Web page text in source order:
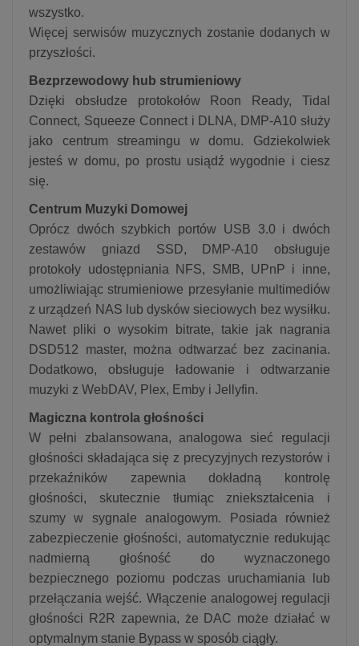
wszystko.
Więcej serwisów muzycznych zostanie dodanych w
przyszłości.
Bezprzewodowy hub strumieniowy
Dzięki obsłudze protokołów Roon Ready, Tidal
Connect, Squeeze Connect i DLNA, DMP-A10 służy
jako centrum streamingu w domu. Gdziekolwiek
jesteś w domu, po prostu usiądź wygodnie i ciesz
się.
Centrum Muzyki Domowej
Oprócz dwóch szybkich portów USB 3.0 i dwóch
zestawów gniazd SSD, DMP-A10 obsługuje
protokoły udostępniania NFS, SMB, UPnP i inne,
umożliwiając strumieniowe przesyłanie multimediów
z urządzeń NAS lub dysków sieciowych bez wysiłku.
Nawet pliki o wysokim bitrate, takie jak nagrania
DSD512 master, można odtwarzać bez zacinania.
Dodatkowo, obsługuje ładowanie i odtwarzanie
muzyki z WebDAV, Plex, Emby i Jellyfin.
Magiczna kontrola głośności
W pełni zbalansowana, analogowa sieć regulacji
głośności składająca się z precyzyjnych rezystorów i
przekaźników zapewnia dokładną kontrolę
głośności, skutecznie tłumiąc zniekształcenia i
szumy w sygnale analogowym. Posiada również
zabezpieczenie głośności, automatycznie redukując
nadmierną głośność do wyznaczonego
bezpiecznego poziomu podczas uruchamiania lub
przełączania wejść. Włączenie analogowej regulacji
głośności R2R zapewnia, że ​​DAC może działać w
optymalnym stanie Bypass w sposób ciągły.